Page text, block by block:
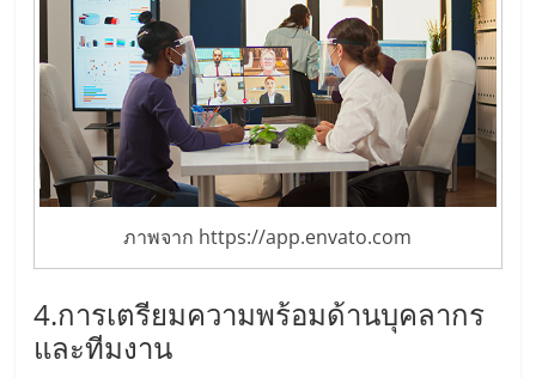
ภาพจาก https://app.envato.com
4.การเตรียมความพร้อมด้านบุคลากร
และทีมงาน